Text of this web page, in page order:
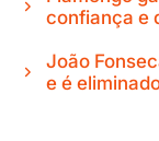
confiança e
João
e é